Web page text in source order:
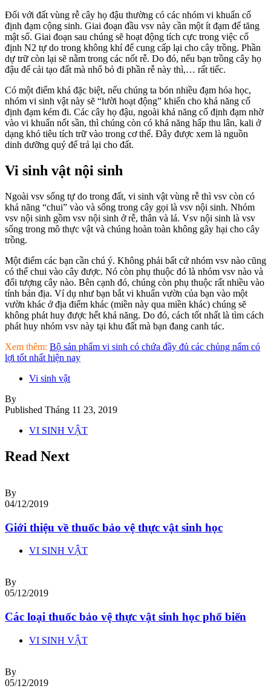
Đối với đất vùng rễ cây họ đậu thường có các nhóm vi khuẩn cố
định đạm cộng sinh. Giai đoạn đầu vsv này cần một ít đạm để tăng
mật số. Giai đoạn sau chúng sẽ hoạt động tích cực trong việc cố
định N2 tự do trong không khí để cung cấp lại cho cây trồng. Phần
dự trữ còn lại sẽ nằm trong các nốt rễ. Do đó, nếu bạn trồng cây họ
đậu để cải tạo đất mà nhổ bỏ đi phần rễ này thì,… rất tiếc.
Có một điểm khá đặc biệt, nếu chúng ta bón nhiều đạm hóa học,
nhóm vi sinh vật này sẽ “lười hoạt động” khiến cho khả năng cố
định đạm kém đi. Các cây họ đậu, ngoài khả năng cố định đạm nhờ
vào vi khuẩn nốt sần, thì chúng còn có khả năng hấp thu lân, kali ở
dạng khó tiêu tích trữ vào trong cơ thể. Đây được xem là nguồn
dinh dưỡng quý để trả lại cho đất.
Vi sinh vật nội sinh
Ngoài vsv sống tự do trong đất, vi sinh vật vùng rễ thì vsv còn có
khả năng “chui” vào và sống trong cây gọi là vsv nội sinh. Nhóm
vsv nội sinh gồm vsv nội sinh ở rễ, thân và lá. Vsv nội sinh là vsv
sống trong mô thực vật và chúng hoàn toàn không gây hại cho cây
trồng.
Một điểm các bạn cần chú ý. Không phải bất cứ nhóm vsv nào cũng
có thể chui vào cây được. Nó còn phụ thuộc đó là nhóm vsv nào và
đối tượng cây nào. Bên cạnh đó, chúng còn phụ thuộc rất nhiều vào
tính bản địa. Ví dụ như bạn bắt vi khuẩn vườn của bạn vào một
vườn khác ở địa điểm khác (miền này qua miền khác) chúng sẽ
không phát huy được hết khả năng. Do đó, cách tốt nhất là tìm cách
phát huy nhóm vsv này tại khu đất mà bạn đang canh tác.
Xem thêm: Bộ sản phẩm vi sinh có chứa đầy đủ các chủng nấm có
lợi tốt nhất hiện nay
Vi sinh vật
By
Published Tháng 11 23, 2019
VI SINH VẬT
Read Next
By
04/12/2019
Giới thiệu về thuốc bảo vệ thực vật sinh học
VI SINH VẬT
By
05/12/2019
Các loại thuốc bảo vệ thực vật sinh học phổ biến
VI SINH VẬT
By
05/12/2019